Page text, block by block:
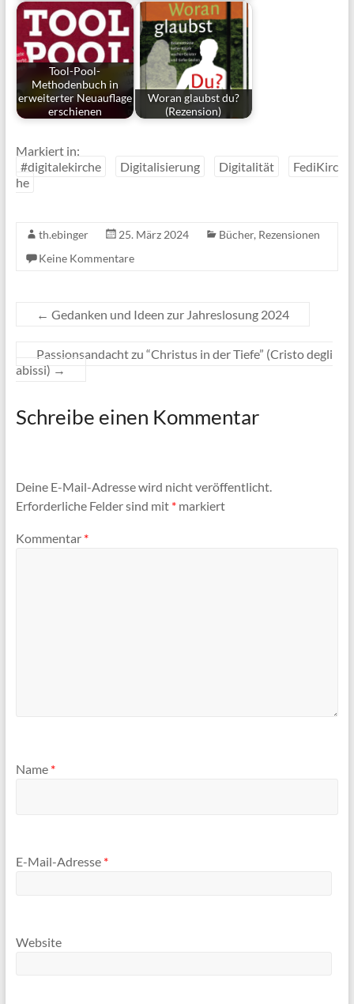
Tool-Pool-
Methodenbuch in
erweiterter Neuauflage
erschienen
Woran glaubst du?
(Rezension)
Markiert in:
#digitalekirche
Digitalisierung Digitalität
FediKirc
he
th.ebinger 25. März 2024 Bücher, Rezensionen
Keine Kommentare
← Gedanken und Ideen zur Jahreslosung 2024
Passionsandacht zu “Christus in der Tiefe” (Cristo degli
abissi) →
Schreibe einen Kommentar
Deine E-Mail-Adresse wird nicht veröffentlicht.
Erforderliche Felder sind mit *markiert
Kommentar *
Name *
E-Mail-Adresse *
Website